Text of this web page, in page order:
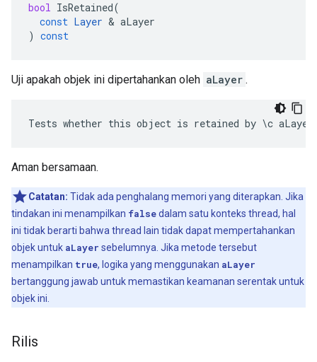
bool IsRetained(
const Layer & aLayer
) const
Uji apakah objek ini dipertahankan oleh aLayer .
Tests whether this object is retained by \c
Aman bersamaan.
Catatan: Tidak ada penghalang memori yang diterapkan. Jika
tindakan ini menampilkan falsedalam satu konteks thread, hal
ini tidak berarti bahwa thread lain tidak dapat mempertahankan
objek untuk aLayer sebelumnya. Jika metode tersebut
menampilkan true, logika yang menggunakan aLayer
bertanggung jawab untuk memastikan keamanan serentak untuk
objek ini.
Rilis